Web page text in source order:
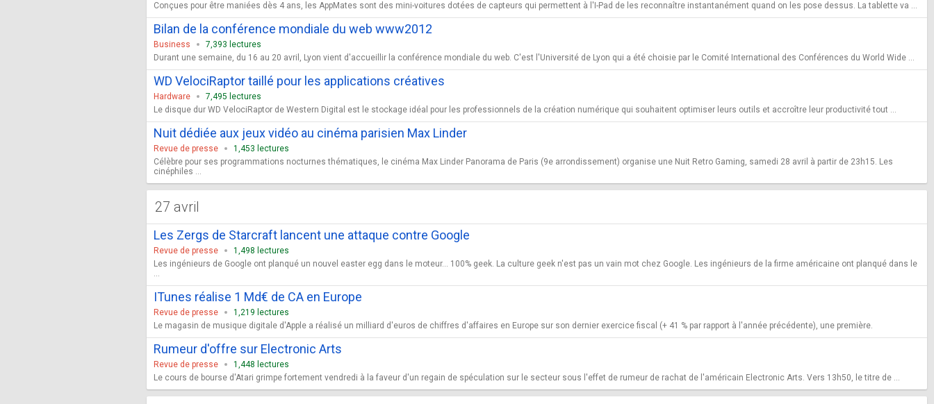
Conçues pour être maniées dès 4 ans, les AppMates sont des mini-voitures dotées de capteurs qui permettent à l'I-Pad de les reconnaître instantanément quand on les pose dessus. La tablette va ...
Bilan de la conférence mondiale du web www2012
Business
7,393 lectures
Durant une semaine, du 16 au 20 avril, Lyon vient d'accueillir la conférence mondiale du web. C'est l'Université de Lyon qui a été choisie par le Comité International des Conférences du World Wide ...
WD VelociRaptor taillé pour les applications créatives
Hardware
7,495 lectures
Le disque dur WD VelociRaptor de Western Digital est le stockage idéal pour les professionnels de la création numérique qui souhaitent optimiser leurs outils et accroître leur productivité tout ...
Nuit dédiée aux jeux vidéo au cinéma parisien Max Linder
Revue de presse
1,453 lectures
Célèbre pour ses programmations nocturnes thématiques, le cinéma Max Linder Panorama de Paris (9e arrondissement) organise une Nuit Retro Gaming, samedi 28 avril à partir de 23h15. Les
cinéphiles ...
27 avril
Les Zergs de Starcraft lancent une attaque contre Google
Revue de presse
1,498 lectures
Les ingénieurs de Google ont planqué un nouvel easter egg dans le moteur... 100% geek. La culture geek n'est pas un vain mot chez Google. Les ingénieurs de la firme américaine ont planqué dans le
...
ITunes réalise 1 Md€ de CA en Europe
Revue de presse
1,219 lectures
Le magasin de musique digitale d'Apple a réalisé un milliard d'euros de chiffres d'affaires en Europe sur son dernier exercice fiscal (+ 41 % par rapport à l'année précédente), une première.
Rumeur d'offre sur Electronic Arts
Revue de presse
1,448 lectures
Le cours de bourse d'Atari grimpe fortement vendredi à la faveur d'un regain de spéculation sur le secteur sous l'effet de rumeur de rachat de l'américain Electronic Arts. Vers 13h50, le titre de ...